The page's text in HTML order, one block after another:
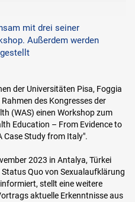
mit drei seiner
Außerdem werden
der Universitäten Pisa, Foggia
des Kongresses der
(WAS) einen Workshop zum
Education – From Evidence to
Case Study from Italy".
2023 in Antalya, Türkei
Quo von Sexualaufklärung
stellt eine weitere
aktuelle Erkenntnisse aus